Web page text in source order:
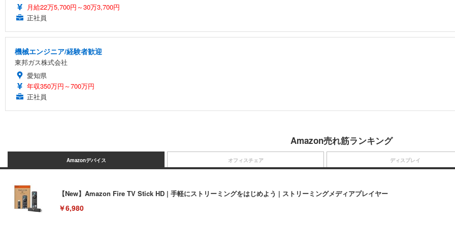
月給22万5,700円～30万3,700円
正社員
機械エンジニア/経験者歓迎
東邦ガス株式会社
愛知県
年収350万円～700万円
正社員
Amazon売れ筋ランキング
Amazonデバイス
【New】Amazon Fire TV Stick HD | 手軽にストリーミングをはじめよう | ストリーミングメディアプレイヤー
￥6,980
オフィスチェア ディスプレイ